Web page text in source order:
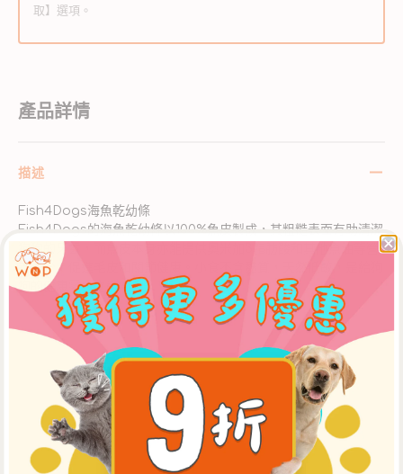
產品詳情
描述
Fish4Dogs海魚乾幼條
Fish4Dogs的海魚乾幼條以100%魚皮製成，其粗糙表面有助清潔
狗狗的牙齒，而魚皮本身亦能提供奧米加3脂肪酸和其他魚油等營
養成分，促進毛皮和關節健康。小食不含麩質，天然低敏，是給狗
狗的健康零食之選。
關於Fish4Dogs
配送
取】選項。